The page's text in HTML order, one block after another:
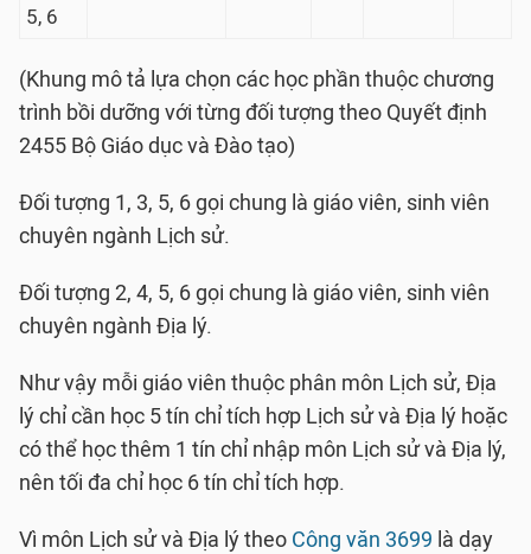
5, 6
(Khung mô tả lựa chọn các học phần thuộc chương
trình bồi dưỡng với từng đối tượng theo Quyết định
2455 Bộ Giáo dục và Đào tạo)
Đối tượng 1, 3, 5, 6 gọi chung là giáo viên, sinh viên
chuyên ngành Lịch sử.
Đối tượng 2, 4, 5, 6 gọi chung là giáo viên, sinh viên
chuyên ngành Địa lý.
Như vậy mỗi giáo viên thuộc phân môn Lịch sử, Địa
lý chỉ cần học 5 tín chỉ tích hợp Lịch sử và Địa lý hoặc
có thể học thêm 1 tín chỉ nhập môn Lịch sử và Địa lý,
nên tối đa chỉ học 6 tín chỉ tích hợp.
Vì môn Lịch sử và Địa lý theo Công văn 3699 là dạy